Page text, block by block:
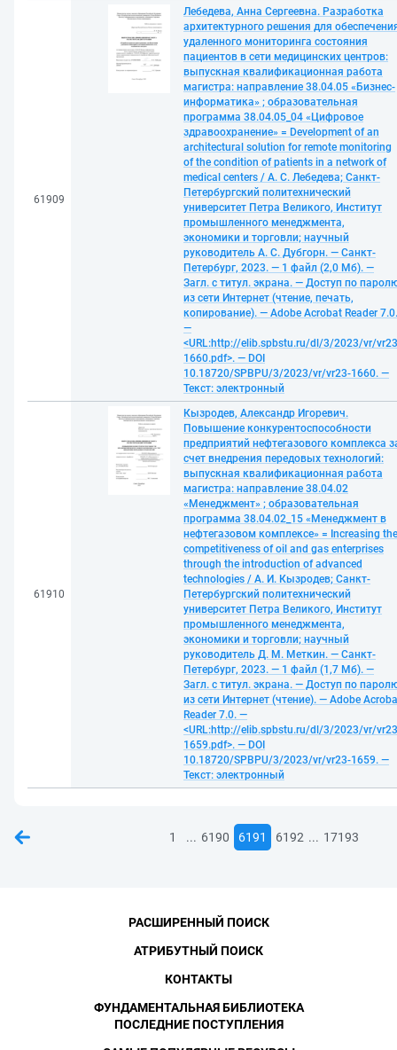
61909
Лебедева, Анна Сергеевна. Разработка
архитектурного решения для
удаленного мониторинга состояния
пациентов в сети медицинских центров:
выпускная квалификационная работа
магистра: направление 38.04.05 «Бизнес-
информатика» ; образовательная
программа 38.04.05_04 «Цифровое
здравоохранение» = Development of an
architectural solution for remote monitoring
of the condition of patients in a network of
medical centers / А. С. Лебедева; Санкт-
Петербургский политехнический
университет Петра Великого, Институт
промышленного менеджмента,
экономики и торговли; научный
руководитель А. С. Дубгорн. — Санкт-
Петербург, 2023. — 1 файл (2,0 Мб). —
Загл. с титул. экрана. — Доступ по
из сети Интернет (чтение, печать,
копирование). — Adobe Acrobat Reader 7.0.
—
<URL:http://elib.spbstu.ru/dl/3/2023/vr/
1660.pdf>. — DOI
10.18720/SPBPU/3/2023/vr/vr23-1660. —
Текст: электронный
61910
Кызродев, Александр Игоревич.
Повышение конкурентоспособности
предприятий нефтегазового комплекса
счет внедрения передовых технологий:
выпускная квалификационная работа
магистра: направление 38.04.02
«Менеджмент» ; образовательная
программа 38.04.02_15 «Менеджмент в
нефтегазовом комплексе» = Increasing the
competitiveness of oil and gas enterprises
through the introduction of advanced
technologies / А. И. Кызродев; Санкт-
Петербургский политехнический
университет Петра Великого, Институт
промышленного менеджмента,
экономики и торговли; научный
руководитель Д. М. Меткин. — Санкт-
Петербург, 2023. — 1 файл (1,7 Мб). —
Загл. с титул. экрана. — Доступ по
из сети Интернет (чтение). — Adobe
Reader 7.0. —
<URL:http://elib.spbstu.ru/dl/3/2023/vr/
1659.pdf>. — DOI
10.18720/SPBPU/3/2023/vr/vr23-1659. —
Текст: электронный
1 ... 6190 6191 6192 ... 17193
РАСШИРЕННЫЙ ПОИСК
АТРИБУТНЫЙ ПОИСК
КОНТАКТЫ
ФУНДАМЕНТАЛЬНАЯ БИБЛИОТЕКА
ПОСЛЕДНИЕ ПОСТУПЛЕНИЯ